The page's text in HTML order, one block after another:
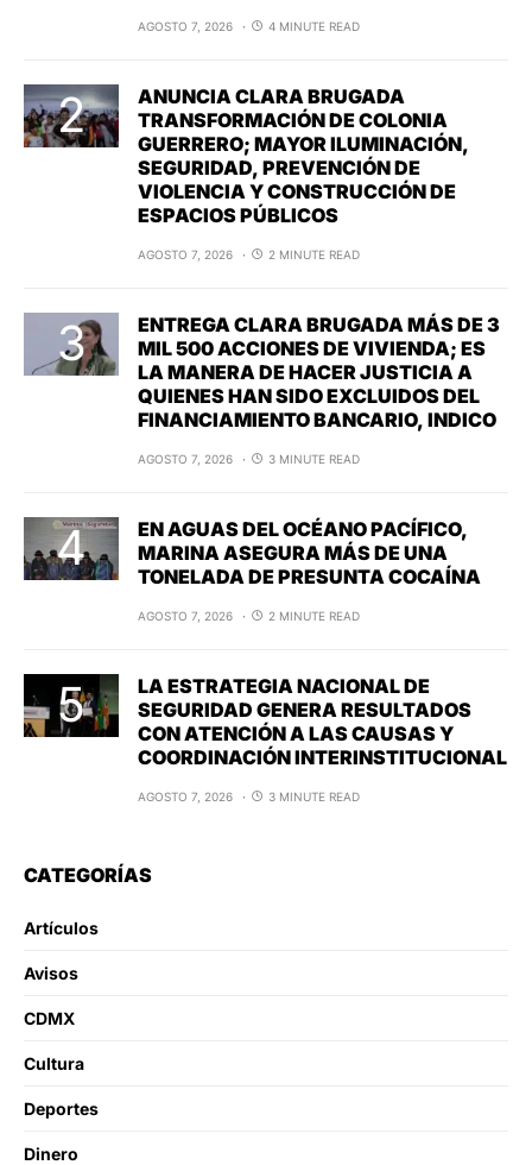
AGOSTO 7, 2026 4 MINUTE READ
ANUNCIA CLARA BRUGADA
TRANSFORMACIÓN DE COLONIA
GUERRERO; MAYOR ILUMINACIÓN,
SEGURIDAD, PREVENCIÓN DE
VIOLENCIA Y CONSTRUCCIÓN DE
ESPACIOS PÚBLICOS
AGOSTO 7, 2026 2 MINUTE READ
ENTREGA CLARA BRUGADA MÁS DE 3
MIL 500 ACCIONES DE VIVIENDA; ES
LA MANERA DE HACER JUSTICIA A
QUIENES HAN SIDO EXCLUIDOS DEL
FINANCIAMIENTO BANCARIO, INDICO
AGOSTO 7, 2026 3 MINUTE READ
EN AGUAS DEL OCÉANO PACÍFICO,
MARINA ASEGURA MÁS DE UNA
TONELADA DE PRESUNTA COCAÍNA
AGOSTO 7, 2026 2 MINUTE READ
LA ESTRATEGIA NACIONAL DE
SEGURIDAD GENERA RESULTADOS
CON ATENCIÓN A LAS CAUSAS Y
COORDINACIÓN INTERINSTITUCIONAL
AGOSTO 7, 2026 3 MINUTE READ
CATEGORÍAS
Artículos
Avisos
CDMX
Cultura
Deportes
Dinero